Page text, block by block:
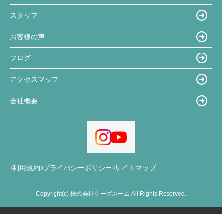
スタッフ
お客様の声
ブログ
アクセスマップ
会社概要
利用規約 プライバシーポリシー サイトマップ
Copyright(c) 株式会社ケーズホーム All Rights Reserved.